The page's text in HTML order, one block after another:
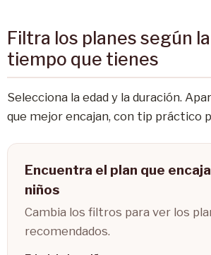
Filtra los planes según
tiempo que tienes
Selecciona la edad y la duración.
que mejor encajan, con tip práctico
Encuentra el plan que
niños
Cambia los filtros para ver los
recomendados.